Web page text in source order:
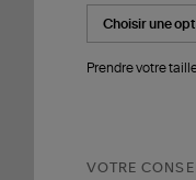
Prendre votre
VOTRE